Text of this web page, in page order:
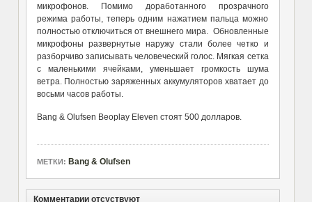
микрофонов. Помимо доработанного прозрачного
режима работы, теперь одним нажатием пальца можно
полностью отключиться от внешнего мира. Обновленные
микрофоны развернутые наружу стали более четко и
разборчиво записывать человеческий голос. Мягкая сетка
с маленькими ячейками, уменьшает громкость шума
ветра. Полностью заряженных аккумуляторов хватает до
восьми часов работы.
Bang & Olufsen Beoplay Eleven стоят 500 долларов.
МЕТКИ: Bang & Olufsen
Комментарии отсуствуют